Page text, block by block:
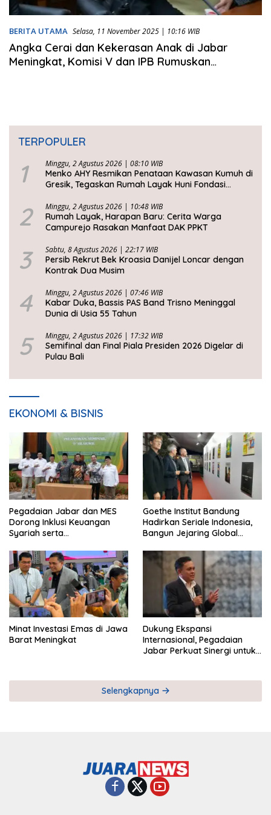
BERITA UTAMA Selasa, 11 November 2025 | 10:16 WIB
Angka Cerai dan Kekerasan Anak di Jabar
Meningkat, Komisi V dan IPB Rumuskan
TERPOPULER
1 Minggu, 2 Agustus 2026 | 08:10 WIB
Menko AHY Resmikan Penataan Kawasan Kumuh di
Gresik, Tegaskan Rumah Layak Huni Fondasi
2 Minggu, 2 Agustus 2026 | 10:48 WIB
Rumah Layak, Harapan Baru: Cerita Warga
Campurejo Rasakan Manfaat DAK PPKT
3 Sabtu, 8 Agustus 2026 | 22:17 WIB
Persib Rekrut Bek Kroasia Danijel Loncar dengan
Kontrak Dua Musim
4 Minggu, 2 Agustus 2026 | 07:46 WIB
Kabar Duka, Bassis PAS Band Trisno Meninggal
Dunia di Usia 55 Tahun
5 Minggu, 2 Agustus 2026 | 17:32 WIB
Semifinal dan Final Piala Presiden 2026 Digelar di
Pulau Bali
EKONOMI & BISNIS
Pegadaian Jabar dan MES
Dorong Inklusi Keuangan
Syariah serta
Goethe Institut Bandung
Hadirkan Seriale Indonesia,
Bangun Jejaring Global
Minat Investasi Emas di Jawa
Barat Meningkat
Dukung Ekspansi
Internasional, Pegadaian
Jabar Perkuat Sinergi untuk
Selengkapnya